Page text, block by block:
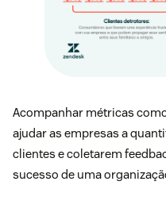
Acompanhar métricas
ajudar as empresas a
clientes e coletarem
sucesso de uma